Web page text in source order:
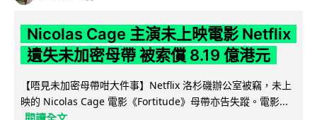
Nicolas Cage 主演未上映電影 Netflix
遺失未加密母帶 被索償 8.19 億港元
【唔見未加密母帶咁大件事】Netflix 洛杉磯辦公室被竊，未上
映的 Nicolas Cage 電影《Fortitude》母帶亦告失蹤。電影...